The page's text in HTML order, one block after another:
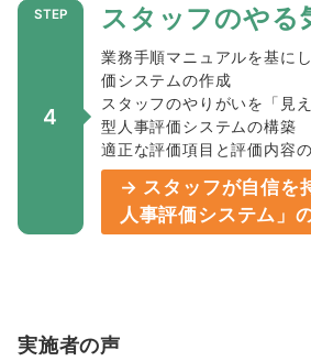
4
スタッフのやる
業務手順マニュアルを基に
価システムの作成
スタッフのやりがいを「見
型人事評価システムの構築
適正な評価項目と評価内容
→ スタッフが自信を
人事評価システム」
実施者の声